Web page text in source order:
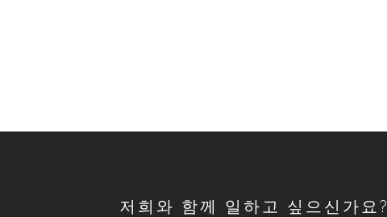
저희와 함께 일하고 싶으신가요?